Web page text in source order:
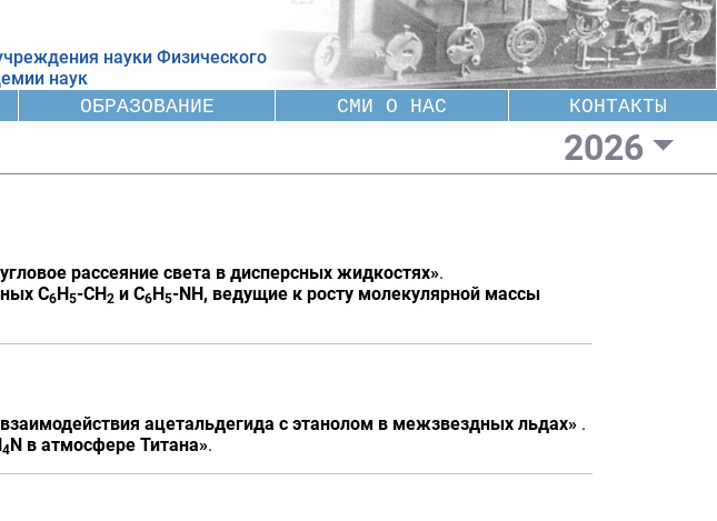
науки Физического
наук
ОБРАЗОВАНИЕ СМИ О НАС КОНТАКТЫ
2026
рассеяние света в дисперсных жидкостях».
C6H5-CH2 и C6H5-NH, ведущие к росту молекулярной массы
ацетальдегида с этанолом в межзвездных льдах» .
4N в атмосфере Титана».